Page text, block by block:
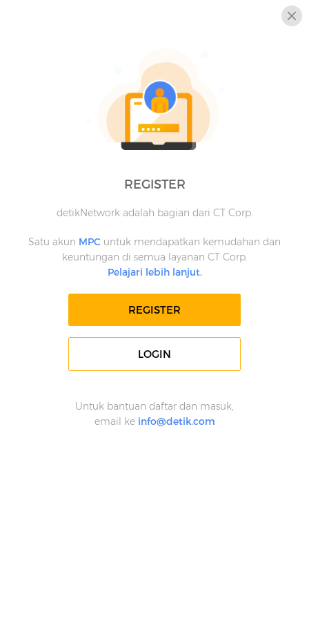
REGISTER
detikNetwork adalah bagian dari CT Corp.
Satu akun MPC untuk mendapatkan kemudahan dan
keuntungan di semua layanan CT Corp.
Pelajari lebih lanjut.
REGISTER
LOGIN
Untuk bantuan daftar dan masuk,
email ke info@detik.com